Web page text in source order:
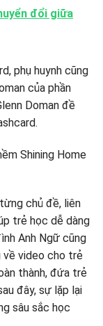
đổi giữa
phụ huynh cũng
của phần
Doman đề
chủ đề, liên
trẻ học dễ dàng
Anh Ngữ cũng
về video cho trẻ
thành, đứa trẻ
đây, sự lặp lại
sâu sắc học